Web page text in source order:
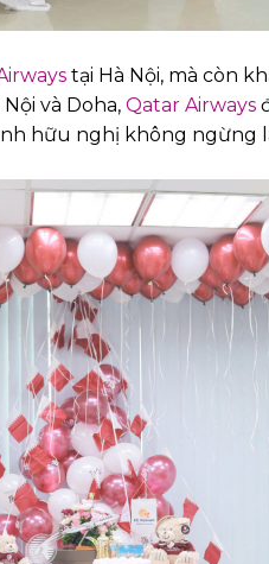
tại Hà Nội, mà còn
và Doha, Qatar Airways
hữu nghị không ngừng